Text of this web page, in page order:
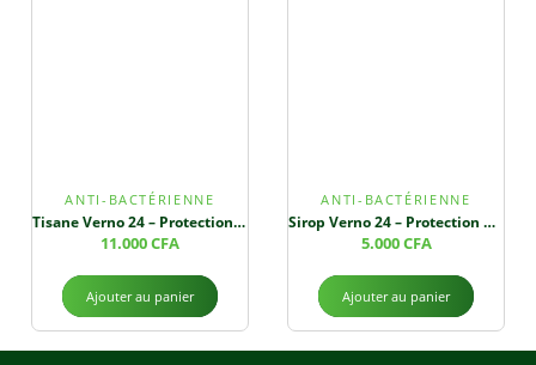
ANTI-BACTÉRIENNE
Tisane Verno 24 – Protection Cellulaire et Santé Cardiovasculaire
11.000CFA
Ajouter au panier
ANTI-BACTÉRIENNE
Sirop Verno 24 – Protection Cellulaire et Santé Cardiovasculaire
5.000CFA
Ajouter au panier